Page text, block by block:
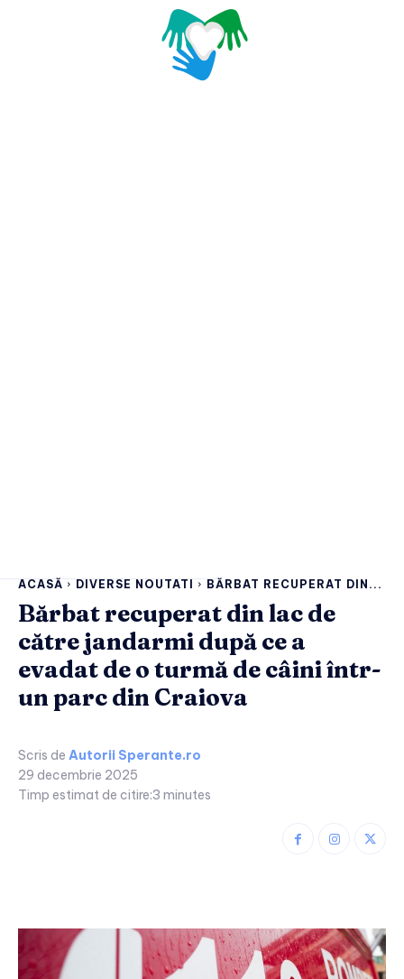
ACASĂ DIVERSE NOUTATI BĂRBAT RECUPERAT DIN...
Bărbat recuperat din lac de
către jandarmi după ce a
evadat de o turmă de câini într-
un parc din Craiova
Scris de Autorii Sperante.ro
29 decembrie 2025
Timp estimat de citire:3 minutes